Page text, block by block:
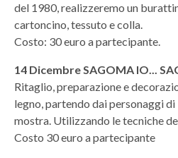
del 1980, realizzeremo un
cartoncino, tessuto e colla.
Costo: 30 euro a partecipante.
14 Dicembre SAGOMA IO...
Ritaglio, preparazione e
legno, partendo dai personaggi
mostra. Utilizzando le tecniche
Costo 30 euro a partecipante